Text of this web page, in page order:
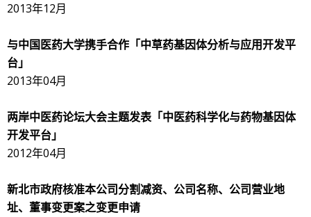
2013年12月
与中国医药大学携手合作「中草药基因体分析与应用开发平
台」
2013年04月
两岸中医药论坛大会主题发表「中医药科学化与药物基因体
开发平台」
2012年04月
新北市政府核准本公司分割减资、公司名称、公司营业地
址、董事变更案之变更申请